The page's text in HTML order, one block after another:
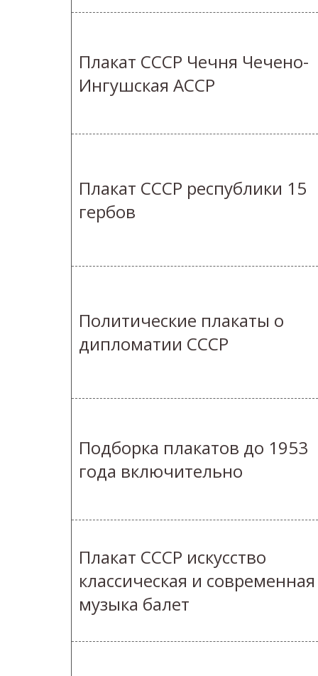
Плакат СССР Чечня Чечено-
Ингушская АССР
Плакат СССР республики 15
гербов
Политические плакаты о
дипломатии СССР
Подборка плакатов до 1953
года включительно
Плакат СССР искусство
классическая и современная
музыка балет